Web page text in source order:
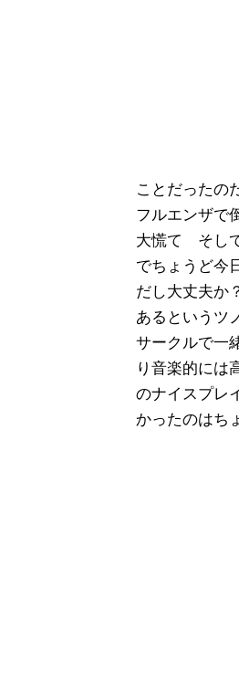
ことだったの
フルエンザで
大慌て そし
でちょうど今
だし大丈夫か
あるというツ
サークルで一
り音楽的には
のナイスプレ
かったのはち